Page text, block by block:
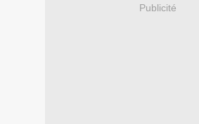
Publicité